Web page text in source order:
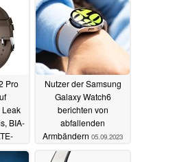
Pro
BIA-
Nutzer der Samsung
Galaxy Watch6
berichten von
abfallenden
Armbändern 05.09.2023